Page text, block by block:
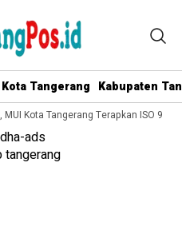
Kota Tangerang Kabupaten
Kota Tangerang Terapkan ISO